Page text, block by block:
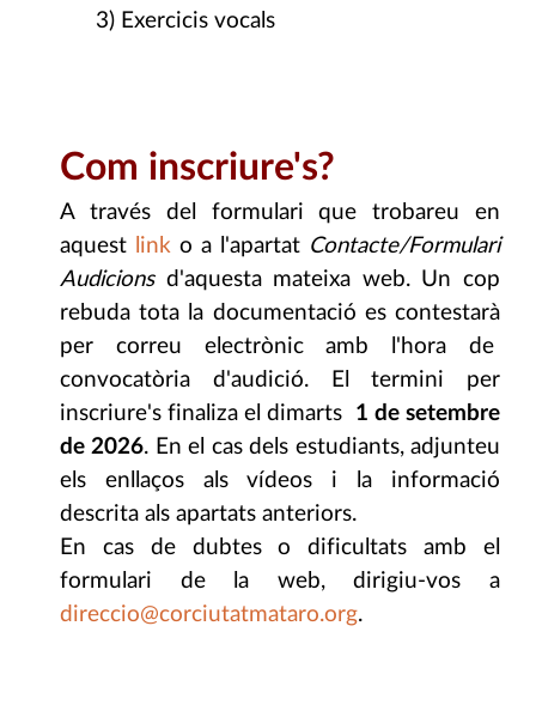
3) Exercicis vocals
Com inscriure's?
A través del formulari que trobareu en
aquest
link o a l'apartat Contacte/Formulari
Audicionsd'aquesta mateixa web. Un cop
rebuda tota la documentació es contestarà
per correu electrònic amb l'hora de
convocatòria d'audició. El termini per
inscriure's finaliza el dimarts
1 de setembre
de 2026. En el cas dels estudiants, adjunteu
els enllaços als vídeos i la informació
descrita als apartats anteriors.
En cas de dubtes o dificultats amb el
formulari de la web, dirigiu-vos a
direccio@corciutatmataro.org.